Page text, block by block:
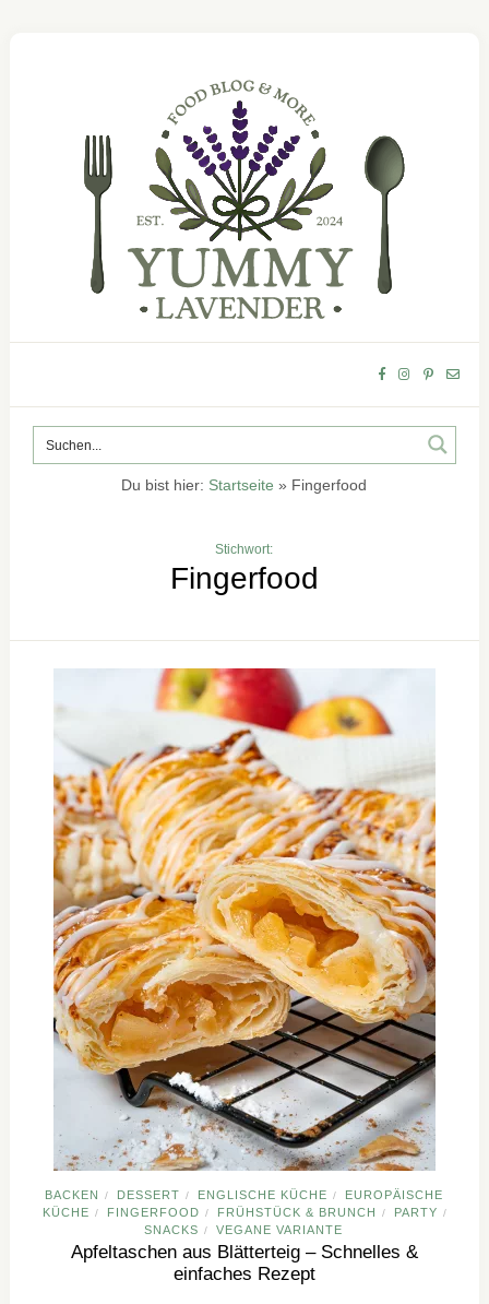
Du bist hier: Startseite » Fingerfood
Stichwort:
Fingerfood
BACKEN / DESSERT / ENGLISCHE KÜCHE /
EUROPÄISCHE
KÜCHE / FINGERFOOD / FRÜHSTÜCK & BRUNCH / PARTY /
SNACKS / VEGANE VARIANTE
Apfeltaschen aus Blätterteig – Schnelles &
einfaches Rezept